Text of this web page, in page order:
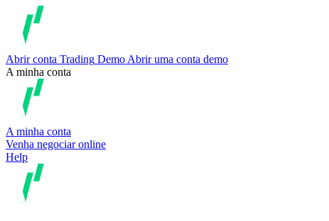
Abrir conta Trading Demo Abrir uma conta demo
A minha conta
A minha conta
Venha negociar online
Help